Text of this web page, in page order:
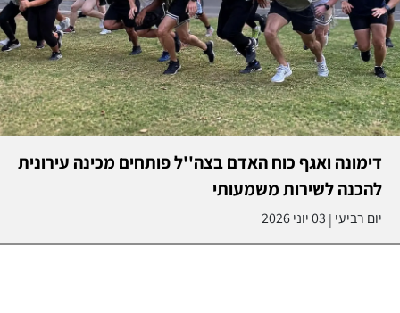
דימונה ואגף כוח האדם בצה''ל פותחים מכינה עירונית
להכנה לשירות משמעותי
יום רביעי | 03 יוני 2026